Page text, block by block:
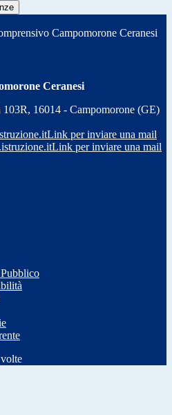
Campomorone Ceranesi
Ceranesi
16014 - Campomorone (GE)
Link per inviare una mail
Link per inviare una mail
volte